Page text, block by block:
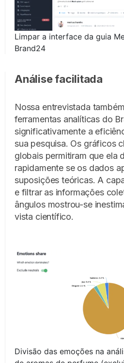
Limpar a interface da guia
Brand24
Análise facilitada
Nossa entrevistada
ferramentas analíticas do
significativamente a
sua pesquisa. Os gráficos
globais permitiram que ela
rapidamente se os dados
suposições teóricas. A
e filtrar as informações
ângulos mostrou-se
vista científico.
Divisão das emoções na